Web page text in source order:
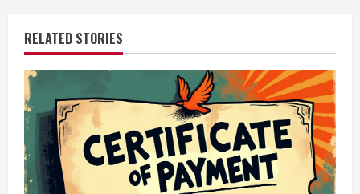
u
e
R
e
a
RELATED STORIES